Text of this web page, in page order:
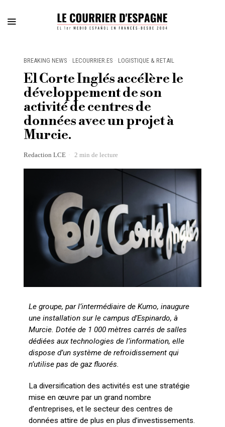
BREAKING NEWS · LECOURRIER.ES · LOGISTIQUE & RETAIL
El Corte Inglés accélère le
développement de son
activité de centres de
données avec un projet à
Murcie.
Redaction LCE 2 min de lecture
Le groupe, par l’intermédiaire de Kumo, inaugure
une installation sur le campus d’Espinardo, à
Murcie. Dotée de 1 000 mètres carrés de salles
dédiées aux technologies de l’information, elle
dispose d’un système de refroidissement qui
n’utilise pas de gaz fluorés.
La diversification des activités est une stratégie
mise en œuvre par un grand nombre
d’entreprises, et le secteur des centres de
données attire de plus en plus d’investissements.